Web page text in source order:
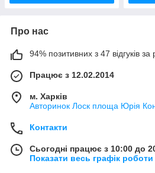
Про нас
94% позитивних з 47 відгуків за
Працює з 12.02.2014
м. Харків
Авторинок Лоск площа Юрія
Контакти
Сьогодні працює з 10:00 до
Показати весь графік роботи